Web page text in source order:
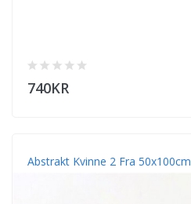
740KR
Abstrakt Kvinne 2 Fra 50x100cm